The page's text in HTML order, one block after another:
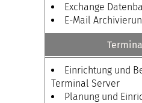
Exchange
E-Mail
Einrichtung und
Terminal Server
Planung und